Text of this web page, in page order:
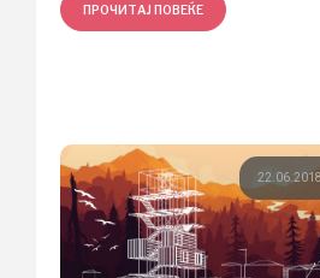
ПРОЧИТАЈ ПОВЕЌЕ
22.06.2018